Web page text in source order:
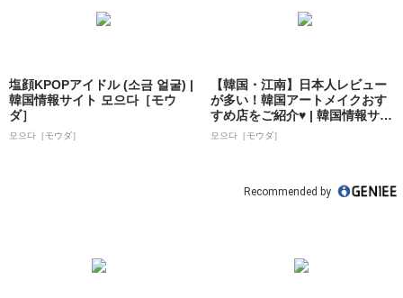
塩顔KPOPアイドル (소금 얼굴) |
韓国情報サイト 모으다［モウ
ダ］
모으다［モウダ］
【韓国・江南】日本人レビュー
が多い！韓国アートメイクおす
すめ店をご紹介♥ | 韓国情報サイ
ト 모으...
모으다［モウダ］
Recommended by